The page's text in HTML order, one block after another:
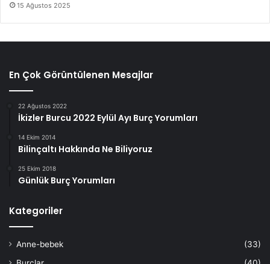
15 Ağustos 2025
En Çok Görüntülenen Mesajlar
22 Ağustos 2022
İkizler Burcu 2022 Eylül Ayı Burç Yorumları
14 Ekim 2014
Bilinçaltı Hakkında Ne Biliyoruz
25 Ekim 2018
Günlük Burç Yorumları
Kategoriler
Anne-bebek
(33)